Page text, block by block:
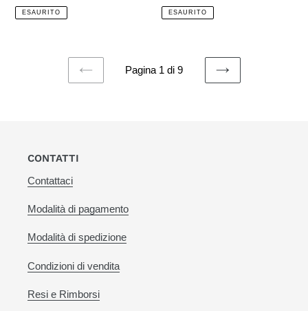
di
listino
ESAURITO
di
listino
ESAURITO
PAGINA
Pagina 1 di 9
PAGINA
CONTATTI
Contattaci
Modalità di pagamento
Modalità di spedizione
Condizioni di vendita
Resi e Rimborsi